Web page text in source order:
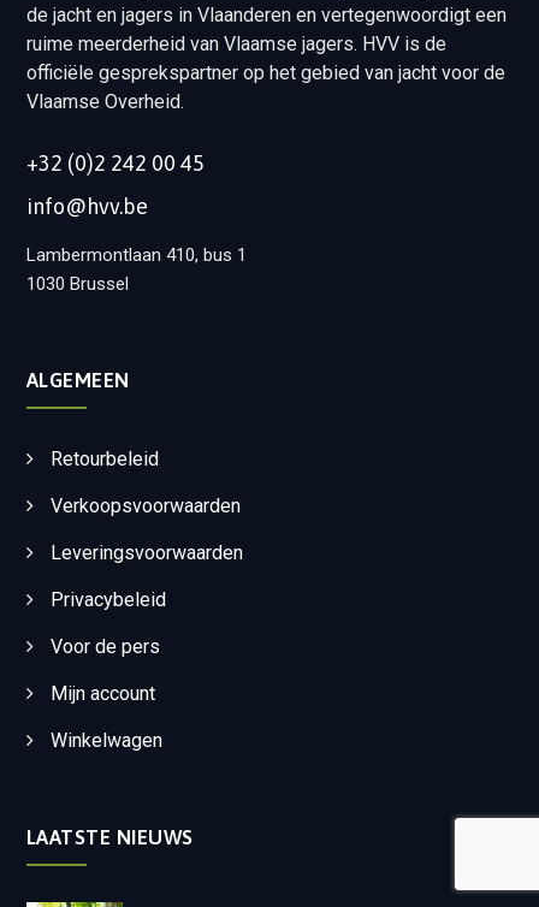
de jacht en jagers in Vlaanderen en vertegenwoordigt een
ruime meerderheid van Vlaamse jagers. HVV is de
officiële gesprekspartner op het gebied van jacht voor de
Vlaamse Overheid.
+32 (0)2 242 00 45
info@hvv.be
Lambermontlaan 410, bus 1
1030 Brussel
ALGEMEEN
Retourbeleid
Verkoopsvoorwaarden
Leveringsvoorwaarden
Privacybeleid
Voor de pers
Mijn account
Winkelwagen
LAATSTE NIEUWS